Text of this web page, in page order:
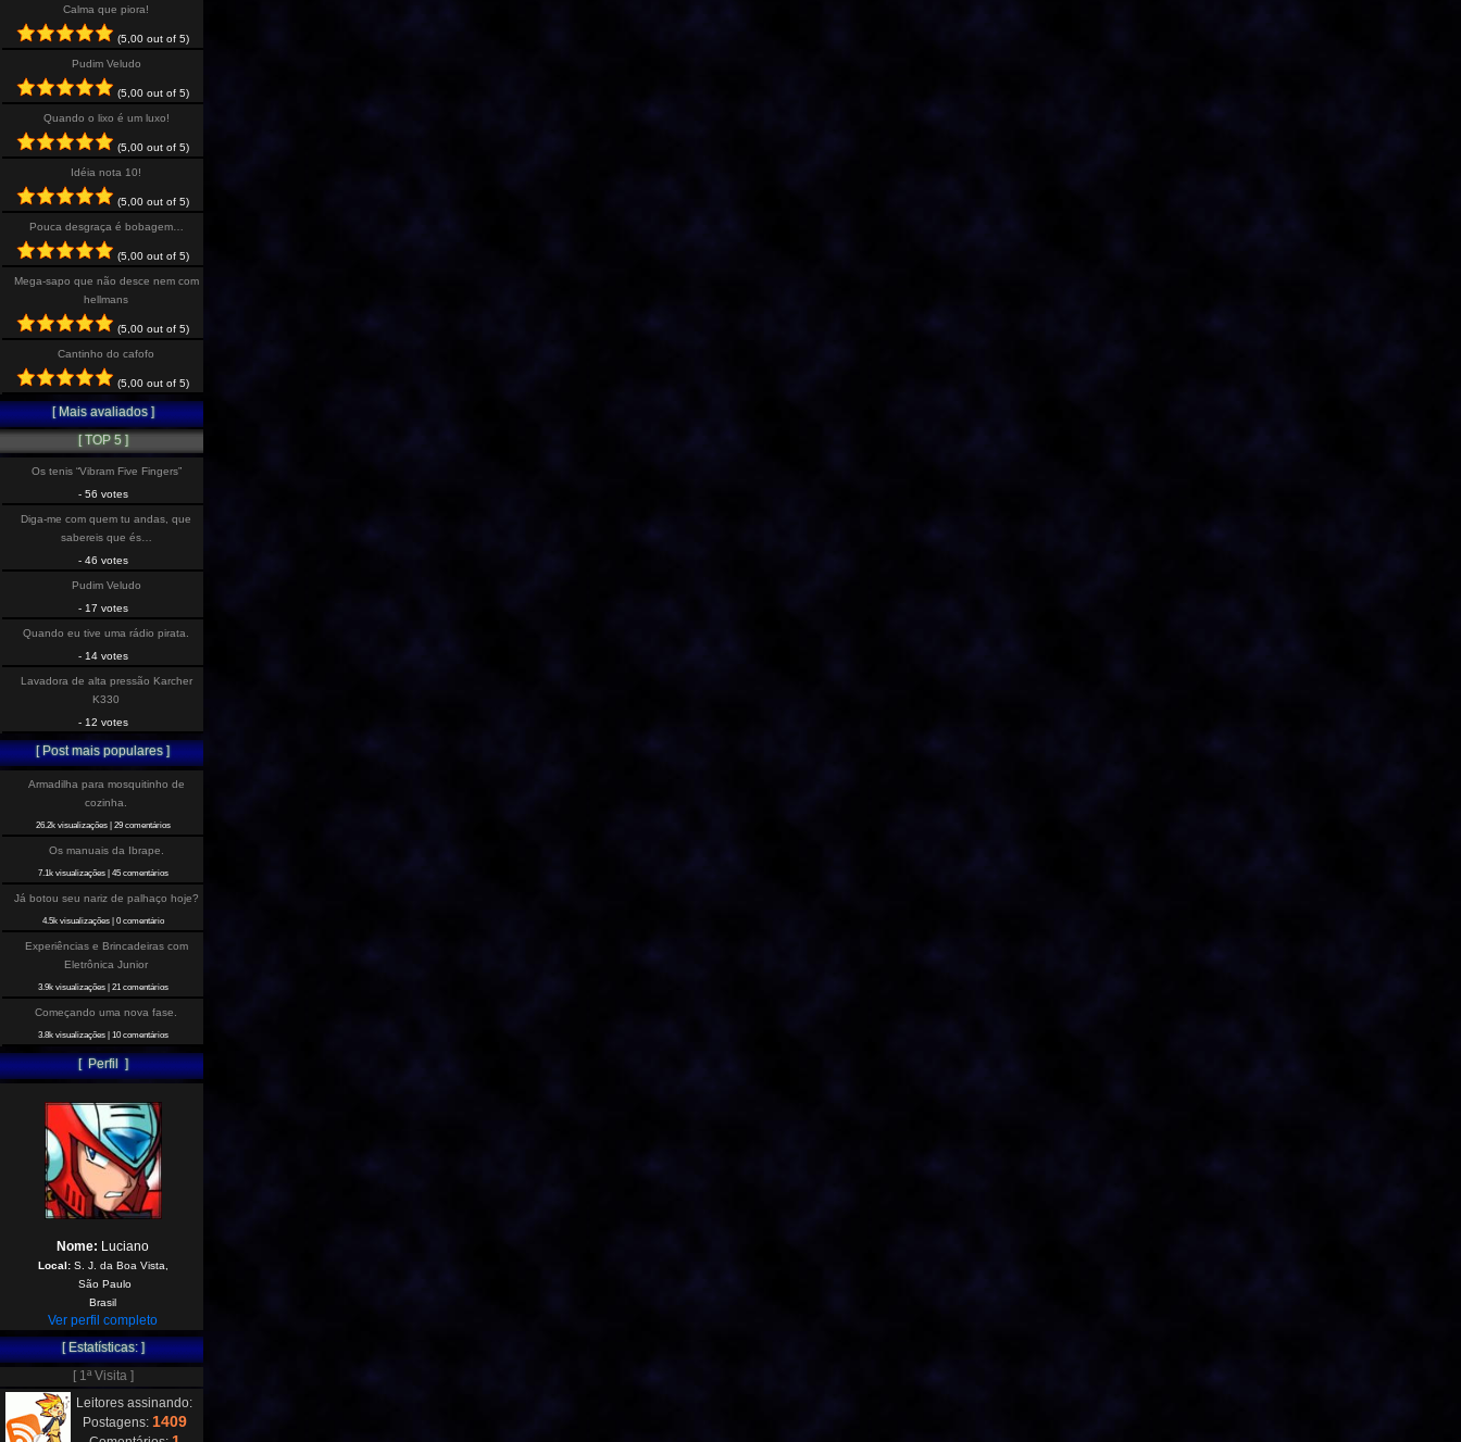
Calma que piora!
(5,00 out of 5)
Pudim Veludo
(5,00 out of 5)
Quando o lixo é um luxo!
(5,00 out of 5)
Idéia nota 10!
(5,00 out of 5)
Pouca desgraça é bobagem…
(5,00 out of 5)
Mega-sapo que não desce nem com
hellmans
(5,00 out of 5)
Cantinho do cafofo
(5,00 out of 5)
[ Mais avaliados ]
[ TOP 5 ]
Os tenis “Vibram Five Fingers”
- 56 votes
Diga-me com quem tu andas, que
sabereis que és…
- 46 votes
Pudim Veludo
- 17 votes
Quando eu tive uma rádio pirata.
- 14 votes
Lavadora de alta pressão Karcher
K330
- 12 votes
[ Post mais populares ]
Armadilha para mosquitinho de
cozinha.
26.2k visualizações| 29 comentários
Os manuais da Ibrape.
7.1k visualizações| 45 comentários
Já botou seu nariz de palhaço hoje?
4.5k visualizações| 0 comentário
Experiências e Brincadeiras com
Eletrônica Junior
3.9k visualizações| 21 comentários
Começando uma nova fase.
3.8k visualizações| 10 comentários
[ Perfil ]
Nome: Luciano
Local:S. J. da Boa Vista,
São Paulo
Brasil
Ver perfil completo
[ Estatísticas: ]
[ 1ª Visita ]
Leitores assinando:
Postagens: 1409